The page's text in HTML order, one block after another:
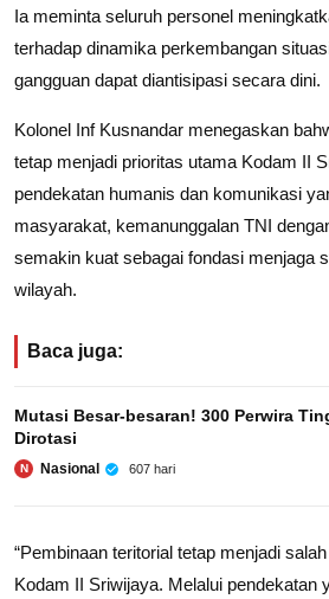
Ia meminta seluruh personel
terhadap dinamika perkembangan
gangguan dapat diantisipasi secara dini.
Kolonel Inf Kusnandar menegaskan
tetap menjadi prioritas utama Kodam II
pendekatan humanis dan komunikasi
masyarakat, kemanunggalan TNI
semakin kuat sebagai fondasi menjaga
wilayah.
Baca juga:
Mutasi Besar-besaran! 300 Perwira
Dirotasi
N Nasional 607 hari
“Pembinaan teritorial tetap menjadi
Kodam II Sriwijaya. Melalui pendekatan